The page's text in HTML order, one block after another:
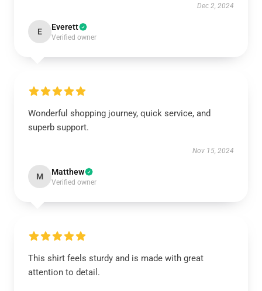
Dec 2, 2024
E Everett
Verified owner
Wonderful shopping journey, quick service, and
superb support.
Nov 15, 2024
M Matthew
Verified owner
This shirt feels sturdy and is made with great
attention to detail.